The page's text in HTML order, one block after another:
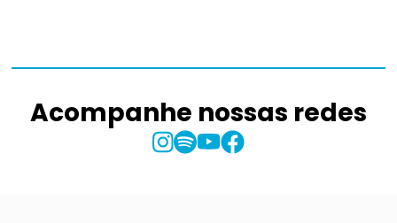
Acompanhe nossas redes